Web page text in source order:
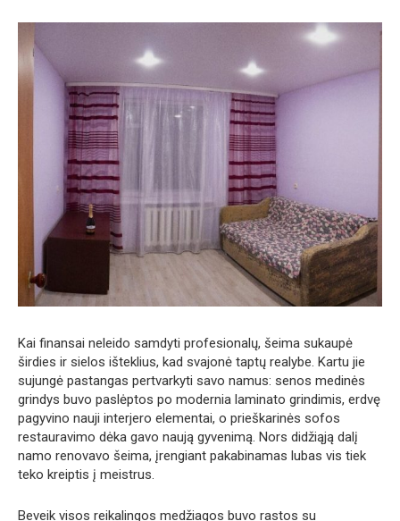
Kai finansai neleido samdyti profesionalų, šeima sukaupė
širdies ir sielos išteklius, kad svajonė taptų realybe. Kartu jie
sujungė pastangas pertvarkyti savo namus: senos medinės
grindys buvo paslėptos po modernia laminato grindimis, erdvę
pagyvino nauji interjero elementai, o prieškarinės sofos
restauravimo dėka gavo naują gyvenimą. Nors didžiąją dalį
namo renovavo šeima, įrengiant pakabinamas lubas vis tiek
teko kreiptis į meistrus.
Beveik visos reikalingos medžiagos buvo rastos su